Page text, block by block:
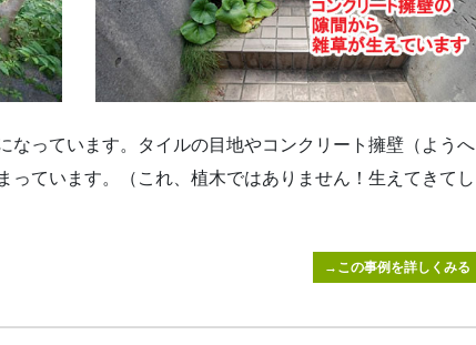
なっています。タイルの目地やコンクリート擁壁（ようへ
っています。（これ、植木ではありません！生えてきてし
→この事例を詳しくみる